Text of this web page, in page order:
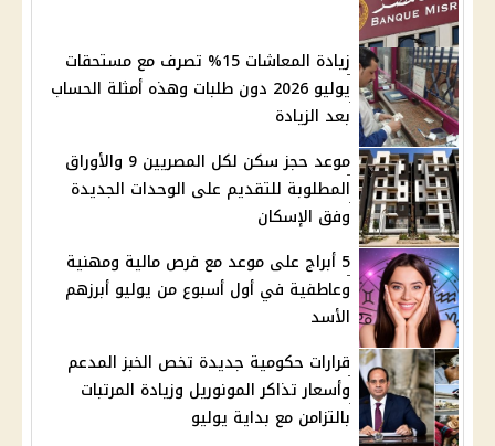
زيادة المعاشات 15% تصرف مع مستحقات
يوليو 2026 دون طلبات وهذه أمثلة الحساب
بعد الزيادة
موعد حجز سكن لكل المصريين 9 والأوراق
المطلوبة للتقديم على الوحدات الجديدة
وفق الإسكان
5 أبراج على موعد مع فرص مالية ومهنية
وعاطفية في أول أسبوع من يوليو أبرزهم
الأسد
قرارات حكومية جديدة تخص الخبز المدعم
وأسعار تذاكر المونوريل وزيادة المرتبات
بالتزامن مع بداية يوليو